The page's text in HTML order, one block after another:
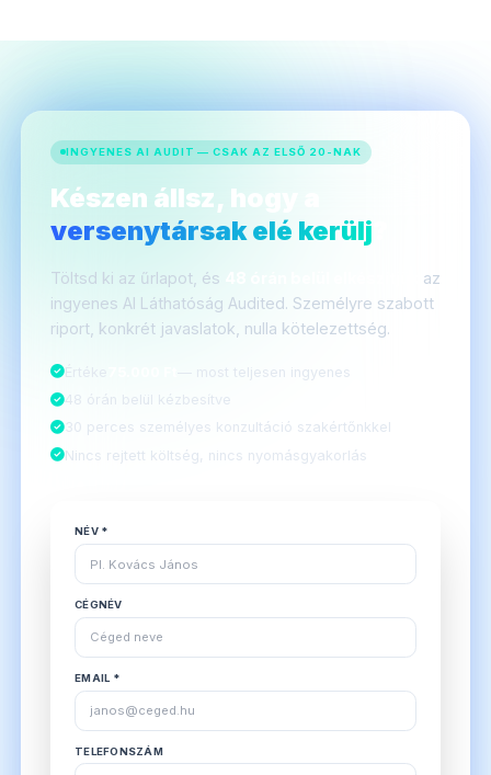
INGYENES AI AUDIT — CSAK AZ ELSŐ 20-NAK
Készen állsz, hogy a
versenytársak elé kerülj
Töltsd ki az űrlapot, és
az
ingyenes AI Láthatóság Audited. Személyre szabott
riport, konkrét javaslatok, nulla kötelezettség.
Értéke
— most teljesen ingyenes
48 órán belül kézbesítve
30 perces személyes konzultáció szakértőnkkel
Nincs rejtett költség, nincs nyomásgyakorlás
NÉV *
CÉGNÉV
EMAIL *
TELEFONSZÁM